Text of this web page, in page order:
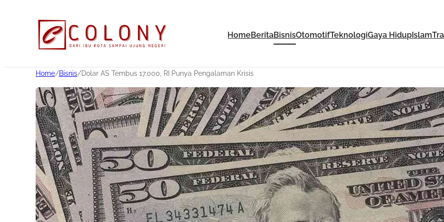
HomeBeritaBisnisOtomotifTeknologiGaya Hidup Islam
Home/Bisnis/Dolar AS Tembus 17.000, RI Punya Pengalaman Krisis